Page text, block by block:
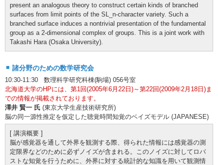
present an analogous theory to construct certain kinds of branched
surfaces from limit points of the SL_n-character variety. Such a
branched surface induces a nontrivial presentation of the fundamental
group as a 2-dimensional complex of groups. This is a joint work with
Takashi Hara (Osaka University).
諸分野のための数学研究会
10:30-11:30 数理科学研究科棟(駒場) 056号室
北海道大学のHPには、第1回(2005年6月22日)～第22回(2009年2月18日)ま
での情報が掲載されております。
澤井 賢一 氏 (東京大学生産技術研究所)
脳の同一源性推定を仮定した聴覚時間知覚のベイズモデル (JAPANESE)
[ 講演概要 ]
脳が感覚器を通して外界を観測する際、得られた情報には感覚器の測
定限界などのために必ずノイズが含まれる。このノイズに対してロバ
ストな知覚を行うために、外界に対する統計的な知識を用いて観測情